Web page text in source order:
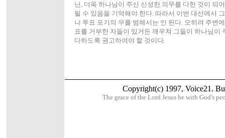
닌, 더욱 하나님이 주신 신성한 의무를 다한 것이 되
될 수 있음을 기억해야 한다. 따라서 이번 대선에서
나 투표 포기의 우를 범해서는 안 된다. 오히려 주변
표를 거부한 자들이 있거든 깨우쳐 그들이 하나님이
다하도록 권고하여야 할 것이다.
Copyright(c) 1997, Voice21.
The grace of the Lord Jesus be with God's